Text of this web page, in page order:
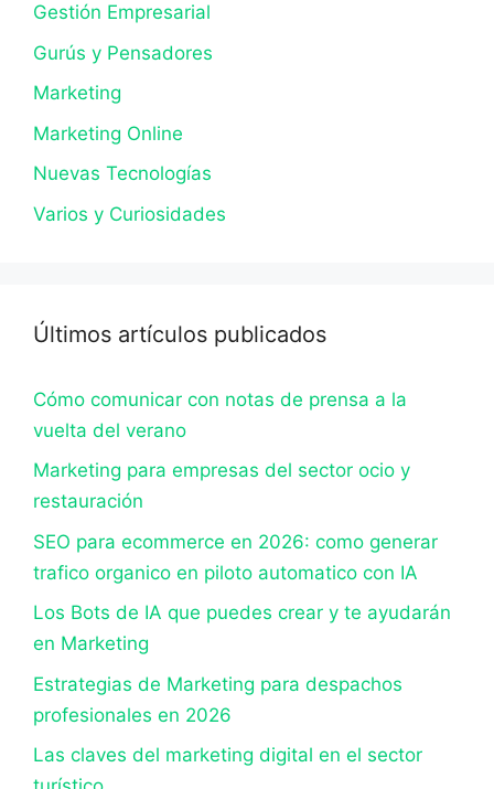
Gestión Empresarial
Gurús y Pensadores
Marketing
Marketing Online
Nuevas Tecnologías
Varios y Curiosidades
Últimos artículos publicados
Cómo comunicar con notas de prensa a la
vuelta del verano
Marketing para empresas del sector ocio y
restauración
SEO para ecommerce en 2026: como generar
trafico organico en piloto automatico con IA
Los Bots de IA que puedes crear y te ayudarán
en Marketing
Estrategias de Marketing para despachos
profesionales en 2026
Las claves del marketing digital en el sector